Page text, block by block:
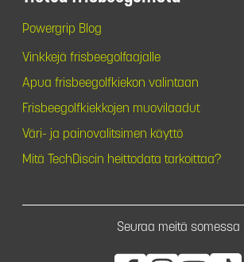
Powergrip Blog
Vinkkejä frisbeegolfaajalle
Apua frisbeegolfkiekon valintaan
Frisbeegolfkiekkojen muovilaadut
Väri- ja painovalitsimen käyttö
Mitä TechDiscin heittodata tarkoittaa?
Seuraa meitä somessa